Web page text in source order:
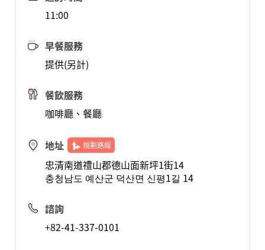
11:00
早餐服務
提供(另計)
餐飲服務
咖啡廳、餐廳
地址 規劃路線
忠清南道禮山郡德山面新坪1街14
충청남도 예산군 덕산면 신평1길 14
諮詢
+82-41-337-0101